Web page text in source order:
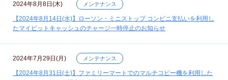
2024年8月8日(木) メンテナンス
【2024年8月14日(水)】ローソン・ミニストップ コンビニ支払いを利用し
たマイビットキャッシュのチャージ一時停止のお知らせ
2024年7月29日(月) メンテナンス
【2024年8月31日(土)】ファミリーマートでのマルチコピー機を利用した